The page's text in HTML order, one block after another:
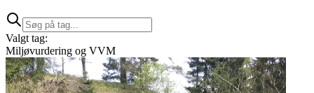
Valgt tag:
Miljøvurdering og VVM